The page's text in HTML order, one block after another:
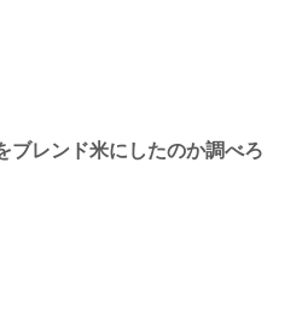
ブレンド米にしたのか調べろ